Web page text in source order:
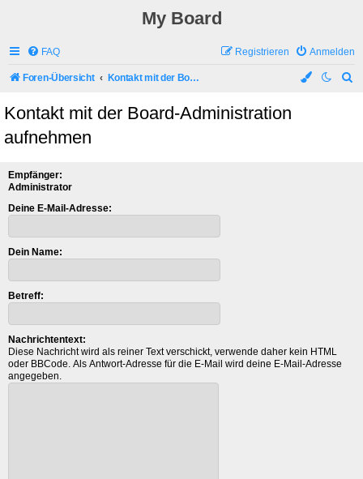
My Board
FAQ Anmelden
Registrieren
Foren-Übersicht Kontakt mit der Board-Administration aufnehmen
Kontakt mit der Board-Administration
aufnehmen
Empfänger:
Administrator
Deine E-Mail-Adresse:
Dein Name:
Betreff:
Nachrichtentext:
Diese Nachricht wird als reiner Text verschickt, verwende daher kein HTML
oder BBCode. Als Antwort-Adresse für die E-Mail wird deine E-Mail-Adresse
angegeben.